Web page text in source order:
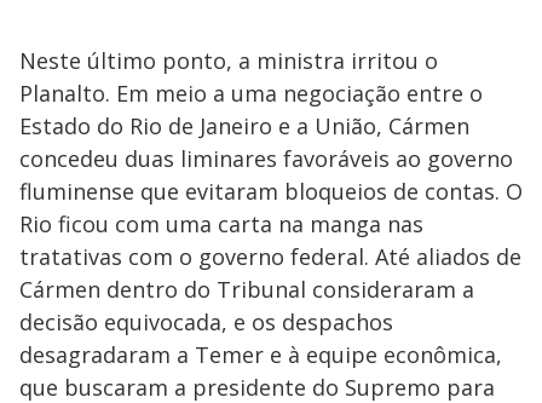
Neste último ponto, a ministra irritou o
Planalto. Em meio a uma negociação entre o
Estado do Rio de Janeiro e a União, Cármen
concedeu duas liminares favoráveis ao governo
fluminense que evitaram bloqueios de contas. O
Rio ficou com uma carta na manga nas
tratativas com o governo federal. Até aliados de
Cármen dentro do Tribunal consideraram a
decisão equivocada, e os despachos
desagradaram a Temer e à equipe econômica,
que buscaram a presidente do Supremo para